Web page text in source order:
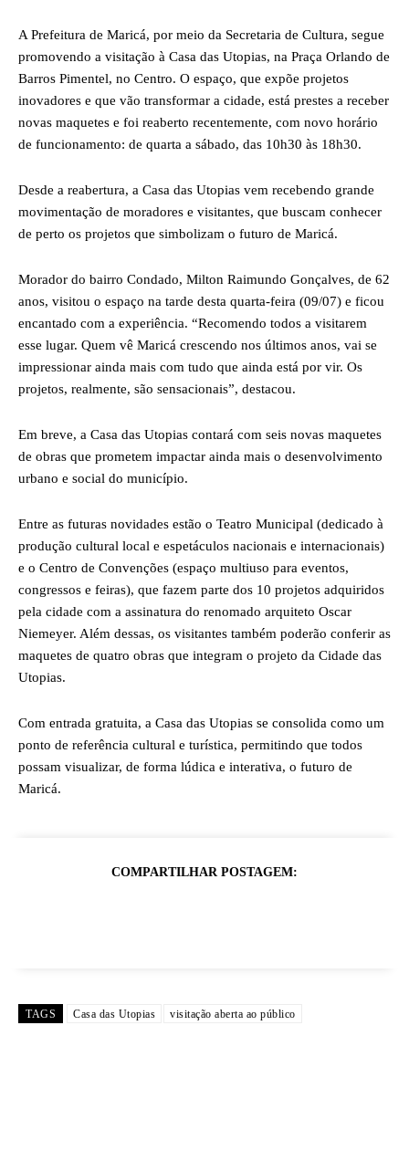
A Prefeitura de Maricá, por meio da Secretaria de Cultura, segue
promovendo a visitação à Casa das Utopias, na Praça Orlando de
Barros Pimentel, no Centro. O espaço, que expõe projetos
inovadores e que vão transformar a cidade, está prestes a receber
novas maquetes e foi reaberto recentemente, com novo horário
de funcionamento: de quarta a sábado, das 10h30 às 18h30.
Desde a reabertura, a Casa das Utopias vem recebendo grande
movimentação de moradores e visitantes, que buscam conhecer
de perto os projetos que simbolizam o futuro de Maricá.
Morador do bairro Condado, Milton Raimundo Gonçalves, de 62
anos, visitou o espaço na tarde desta quarta-feira (09/07) e ficou
encantado com a experiência. “Recomendo todos a visitarem
esse lugar. Quem vê Maricá crescendo nos últimos anos, vai se
impressionar ainda mais com tudo que ainda está por vir. Os
projetos, realmente, são sensacionais”, destacou.
Em breve, a Casa das Utopias contará com seis novas maquetes
de obras que prometem impactar ainda mais o desenvolvimento
urbano e social do município.
Entre as futuras novidades estão o Teatro Municipal (dedicado à
produção cultural local e espetáculos nacionais e internacionais)
e o Centro de Convenções (espaço multiuso para eventos,
congressos e feiras), que fazem parte dos 10 projetos adquiridos
pela cidade com a assinatura do renomado arquiteto Oscar
Niemeyer. Além dessas, os visitantes também poderão conferir as
maquetes de quatro obras que integram o projeto da Cidade das
Utopias.
Com entrada gratuita, a Casa das Utopias se consolida como um
ponto de referência cultural e turística, permitindo que todos
possam visualizar, de forma lúdica e interativa, o futuro de
Maricá.
COMPARTILHAR POSTAGEM:
TAGS Casa das Utopias visitação aberta ao público